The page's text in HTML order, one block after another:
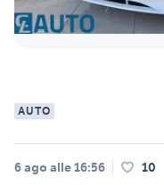
AUTO
6 ago alle 16:56 10